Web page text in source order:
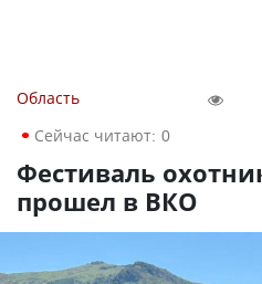
Область
Сейчас читают: 0
Фестиваль
прошел в ВКО